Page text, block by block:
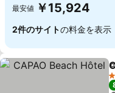
最安値 ￥15,924
2件のサイトの料金を表示
4